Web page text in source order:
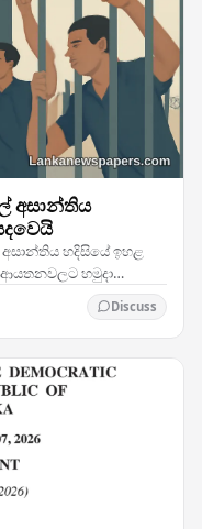
අසාන්තිය
අසාන්තිය හදිසියේ ඉහළ
ආයතනවලට හමුදා
Discuss